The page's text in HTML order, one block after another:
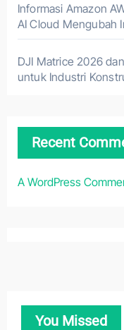
Informasi Amazon
AI Cloud Mengubah
DJI Matrice 2026
untuk Industri
Recent
A WordPress
You Missed